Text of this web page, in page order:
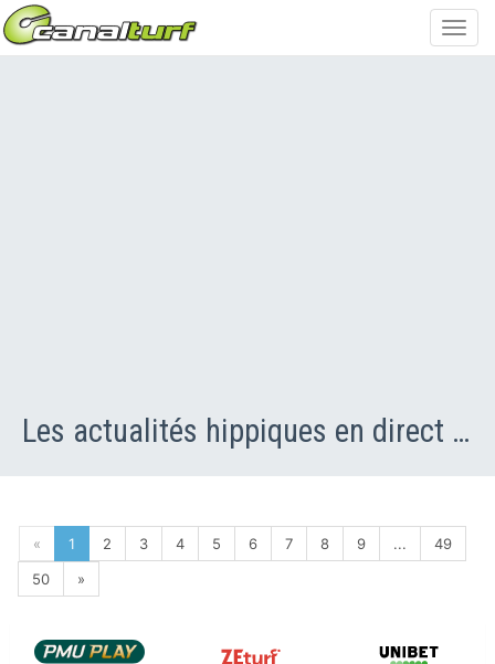
Les actualités hippiques en direct - Le direct Turf
« 1 2 3 4 5 6 7 8 9 ...
49
50
»